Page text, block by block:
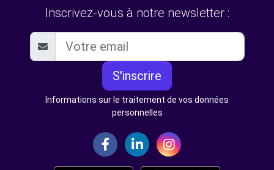
Inscrivez-vous à notre newsletter :
S'inscrire
Informations sur le traitement de vos données
personnelles